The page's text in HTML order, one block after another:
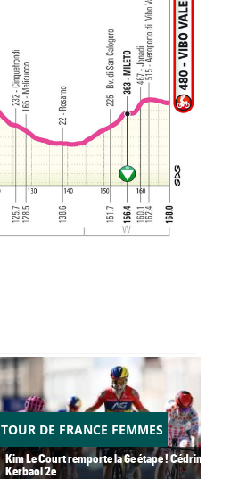
TOUR DE FRANCE FEMMES
Kim Le Court remporte la 6e étape ! Cédrine
Kerbaol 2e